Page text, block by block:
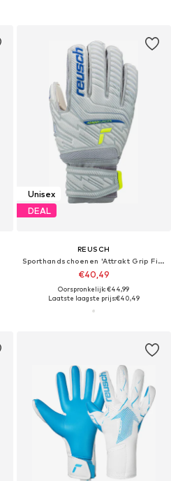
Unisex
DEAL
REUSCH
Sporthandschoenen 'Attrakt Grip Finger Support'
€40,49
Oorspronkelijk: €44,99
Laatste laagste prijs:€40,49